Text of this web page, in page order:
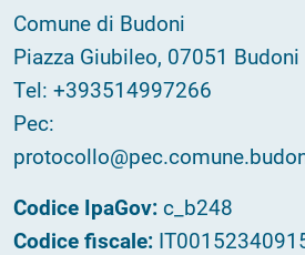
Comune di Budoni
Piazza Giubileo, 07051 Budoni
Tel: +393514997266
Pec:
Codice IpaGov: c_b248
Codice fiscale: